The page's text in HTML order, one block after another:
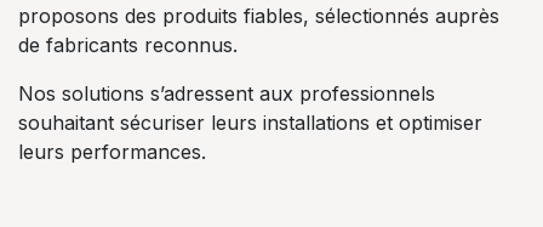
proposons des produits fiables, sélectionnés auprès
de fabricants reconnus.
Nos solutions s’adressent aux professionnels
souhaitant sécuriser leurs installations et optimiser
leurs performances.